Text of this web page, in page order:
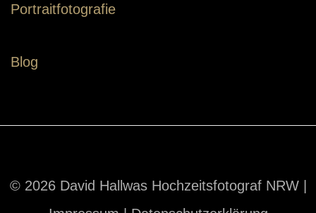
Portraitfotografie
Blog
© 2026 David Hallwas Hochzeitsfotograf NRW |